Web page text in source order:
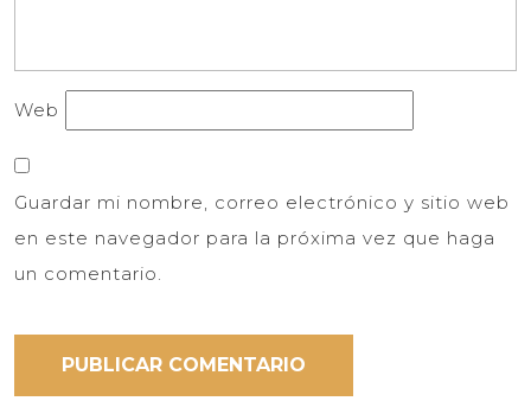
Web
Guardar mi nombre, correo electrónico y sitio web
en este navegador para la próxima vez que haga
un comentario.